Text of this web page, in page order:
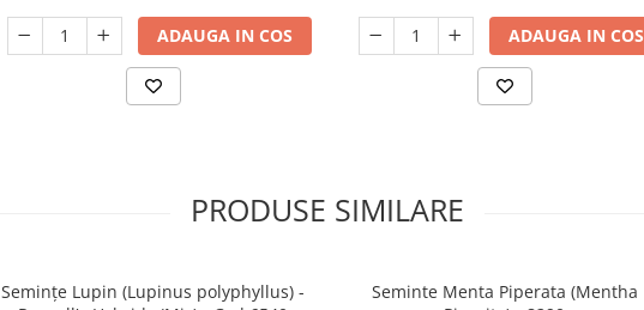
ADAUGA IN COS ADAUGA IN COS
PRODUSE SIMILARE
Semințe Lupin (Lupinus polyphyllus) -
Seminte Menta Piperata (Mentha